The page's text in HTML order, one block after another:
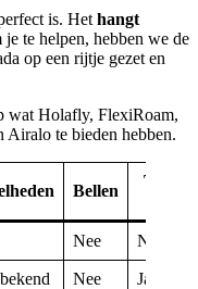
is. Het hangt
je te helpen, hebben we de
op een rijtje gezet en
wat Holafly, FlexiRoam,
te bieden hebben.
Bellen
Top-
Nee N.v.t.*
Nee Ja